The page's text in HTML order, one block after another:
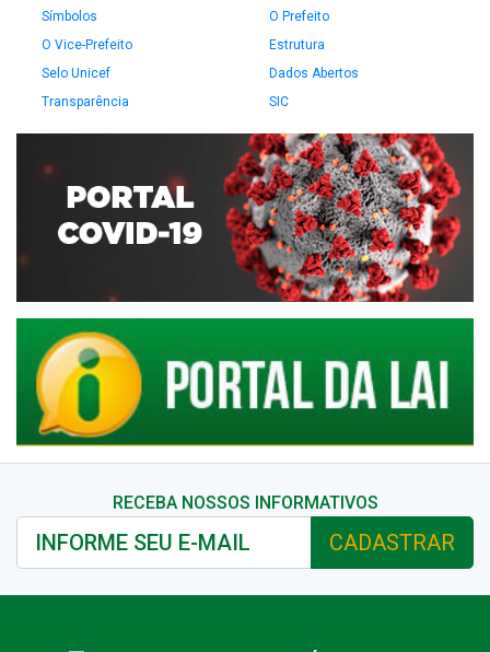
Símbolos
O Prefeito
O Vice-Prefeito
Estrutura
Selo Unicef
Dados Abertos
Transparência
SIC
RECEBA NOSSOS INFORMATIVOS
CADASTRAR